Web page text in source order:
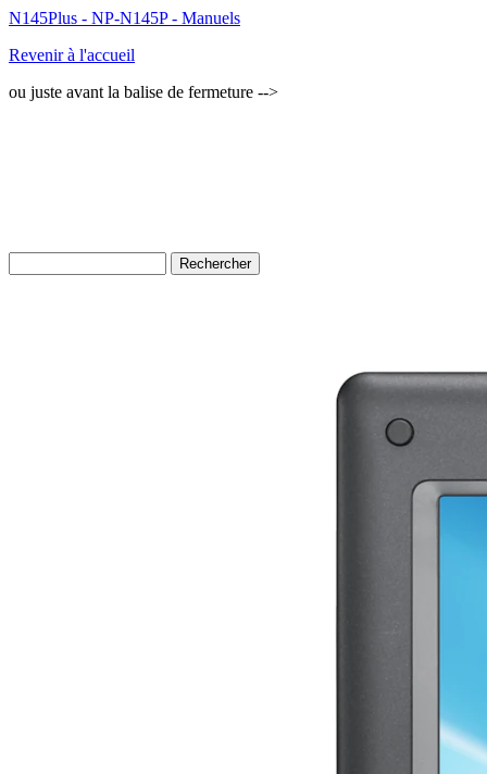
N145Plus - NP-N145P - Manuels
Revenir à l'accueil
ou juste avant la balise de fermeture -->